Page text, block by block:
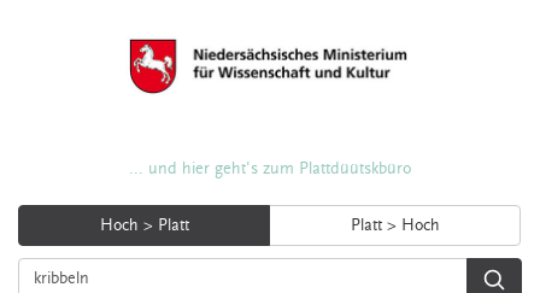
... und hier geht's zum Plattdüütskbüro
Hoch > Platt Platt > Hoch